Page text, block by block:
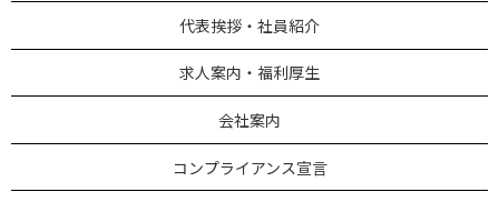
代表挨拶・社員紹介
求人案内・福利厚生
会社案内
コンプライアンス宣言